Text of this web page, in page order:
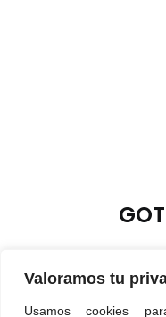
Valoramos tu
Usamos cookies